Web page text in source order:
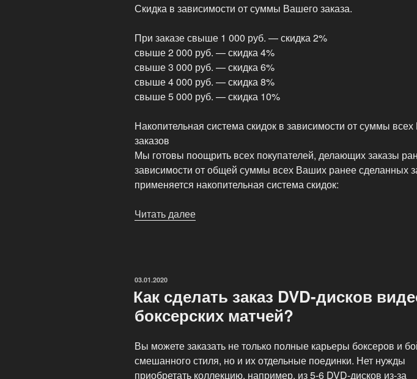
Скидка в зависимости от суммы Вашего заказа.
При заказе свыше 1 000 руб. — скидка 2%
свыше 2 000 руб. — скидка 4%
свыше 3 000 руб. — скидка 6%
свыше 4 000 руб. — скидка 8%
свыше 5 000 руб. — скидка 10%
Накопительная система скидок в зависимости от суммы
заказов
Мы готовы поощрить всех покупателей, делающих заказы
зависимости от общей суммы всех Ваших ранее сделанных
применяется накопительная система скидок:
Читать далее
система
скидок:»
ОПУБЛИКОВАНО
03.01.2020
Как сделать заказ DVD-дисков
боксерских матчей?
Вы можете заказать не только полные карьеры боксеров и
смешанного стиля, но и их отдельные поединки. Нет нужды
приобретать коллекцию, например, из 5-6 DVD-дисков из-за